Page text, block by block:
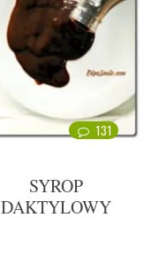
131
SYROP
DAKTYLOWY